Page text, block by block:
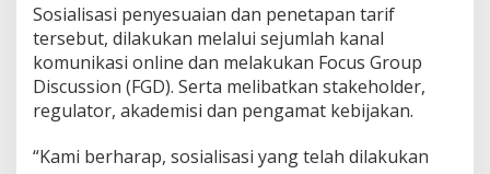
Sosialisasi penyesuaian dan penetapan tarif
tersebut, dilakukan melalui sejumlah kanal
komunikasi online dan melakukan Focus Group
Discussion (FGD). Serta melibatkan stakeholder,
regulator, akademisi dan pengamat kebijakan.
“Kami berharap, sosialisasi yang telah dilakukan